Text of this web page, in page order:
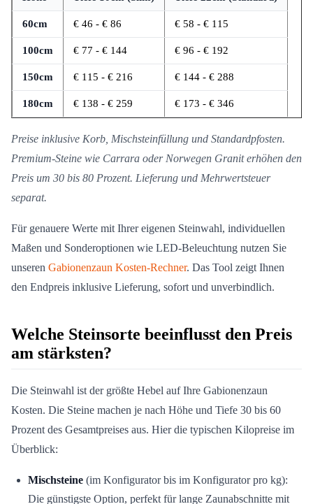
60cm € 46 - € 86 € 58 - € 115
100cm € 77 - € 144 € 96 - € 192
150cm € 115 - € 216 € 144 - € 288
180cm € 138 - € 259 € 173 - € 346
Preise inklusive Korb, Mischsteinfüllung und Standardpfosten.
Premium-Steine wie Carrara oder Norwegen Granit erhöhen den
Preis um 30 bis 80 Prozent. Lieferung und Mehrwertsteuer
separat.
Für genauere Werte mit Ihrer eigenen Steinwahl, individuellen
Maßen und Sonderoptionen wie LED-Beleuchtung nutzen Sie
unseren Gabionenzaun Kosten-Rechner. Das Tool zeigt Ihnen
den Endpreis inklusive Lieferung, sofort und unverbindlich.
Welche Steinsorte beeinflusst den Preis
am stärksten?
Die Steinwahl ist der größte Hebel auf Ihre Gabionenzaun
Kosten. Die Steine machen je nach Höhe und Tiefe 30 bis 60
Prozent des Gesamtpreises aus. Hier die typischen Kilopreise im
Überblick:
Mischsteine (im Konfigurator bis im Konfigurator pro kg):
Die günstigste Option, perfekt für lange Zaunabschnitte mit